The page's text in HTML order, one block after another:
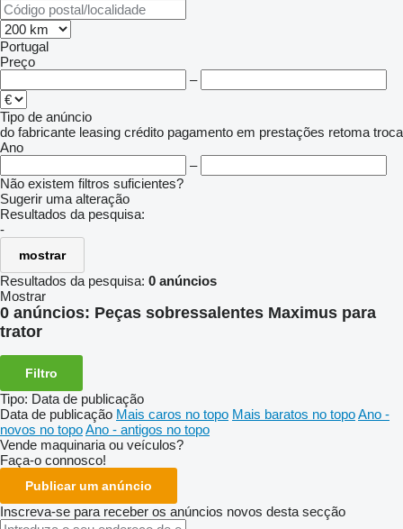
Portugal
Preço
–
Tipo de anúncio
do fabricante leasing crédito pagamento em prestações retoma troca
Ano
–
Não existem filtros suficientes?
Sugerir uma alteração
Resultados da pesquisa:
-
mostrar
Resultados da pesquisa: 0 anúncios
Mostrar
0 anúncios: Peças sobressalentes Maximus para
trator
Filtro
Tipo: Data de publicação
Data de publicação Mais caros no topo Mais baratos no topoAno -
novos no topoAno - antigos no topo
Vende maquinaria ou veículos?
Faça-o connosco!
Publicar um anúncio
Inscreva-se para receber os anúncios novos desta secção